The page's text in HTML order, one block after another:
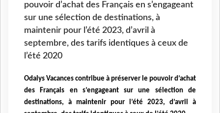
pouvoir d’achat des Français en s’engageant
sur une sélection de destinations, à
maintenir pour l’été 2023, d’avril à
septembre, des tarifs identiques à ceux de
l’été 2020
Odalys Vacances contribue à préserver le pouvoir d’achat
des Français en s’engageant sur une sélection de
destinations, à maintenir pour l’été 2023, d’avril à